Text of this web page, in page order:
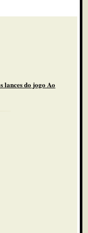
lances do jogo Ao